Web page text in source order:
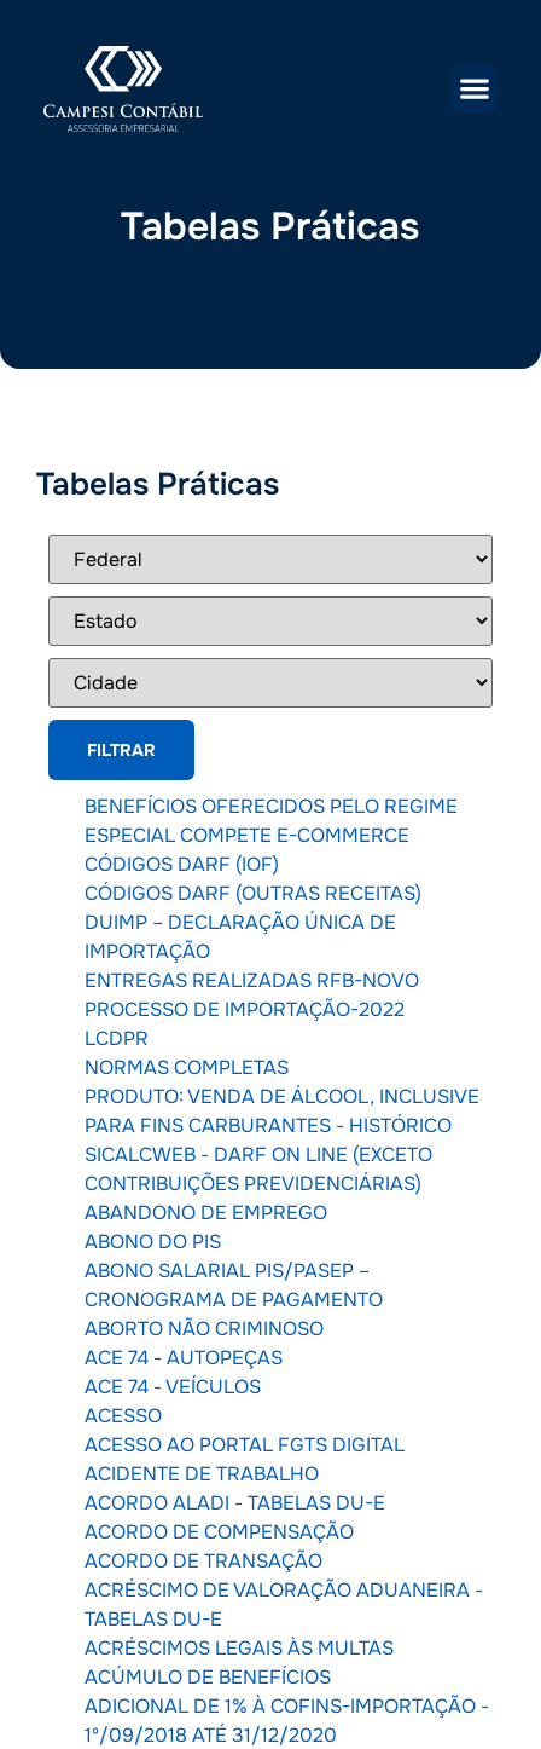
Tabelas Práticas
Tabelas Práticas
BENEFÍCIOS OFERECIDOS PELO REGIME
ESPECIAL COMPETE E-COMMERCE
CÓDIGOS DARF (IOF)
CÓDIGOS DARF (OUTRAS RECEITAS)
DUIMP – DECLARAÇÃO ÚNICA DE
IMPORTAÇÃO
ENTREGAS REALIZADAS RFB-NOVO
PROCESSO DE IMPORTAÇÃO-2022
LCDPR
NORMAS COMPLETAS
PRODUTO: VENDA DE ÁLCOOL, INCLUSIVE
PARA FINS CARBURANTES - HISTÓRICO
SICALCWEB - DARF ON LINE (EXCETO
CONTRIBUIÇÕES PREVIDENCIÁRIAS)
ABANDONO DE EMPREGO
ABONO DO PIS
ABONO SALARIAL PIS/PASEP –
CRONOGRAMA DE PAGAMENTO
ABORTO NÃO CRIMINOSO
ACE 74 - AUTOPEÇAS
ACE 74 - VEÍCULOS
ACESSO
ACESSO AO PORTAL FGTS DIGITAL
ACIDENTE DE TRABALHO
ACORDO ALADI - TABELAS DU-E
ACORDO DE COMPENSAÇÃO
ACORDO DE TRANSAÇÃO
ACRÉSCIMO DE VALORAÇÃO ADUANEIRA -
TABELAS DU-E
ACRÉSCIMOS LEGAIS ÀS MULTAS
ACÚMULO DE BENEFÍCIOS
ADICIONAL DE 1% À COFINS-IMPORTAÇÃO -
1º/09/2018 ATÉ 31/12/2020